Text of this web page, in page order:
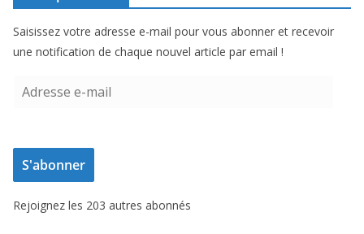
Saisissez votre adresse e-mail pour vous abonner et recevoir
une notification de chaque nouvel article par email !
e
s
e
S'abonner
Rejoignez les 203 autres abonnés